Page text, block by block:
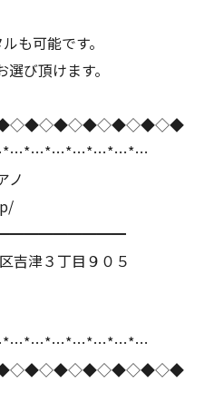
も可能です。
び頂けます。
ノ
吉津３丁目９０５